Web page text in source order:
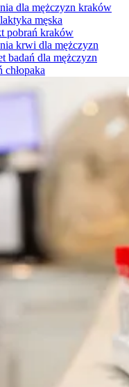
dla mężczyzn kraków
męska
pobrań kraków
krwi dla mężczyzn
badań dla mężczyzn
chłopaka